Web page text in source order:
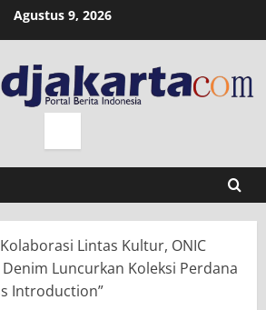
Agustus 9, 2026
Lintas Kultur, ONIC
Denim Luncurkan Koleksi Perdana
Introduction”